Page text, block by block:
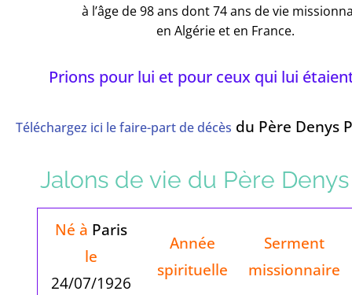
à l’âge de 98 ans dont 74 ans de vie
en Algérie et en France.
Prions pour lui et pour ceux qui lui
Téléchargez ici le faire-part de décès du Père Denys
Jalons de vie du Père
Né à Paris
le
24/07/1926
Année
spirituelle
Serment
missionnaire